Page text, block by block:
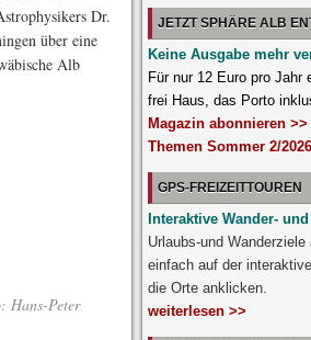
Dr.
über eine
Alb
Hans-Peter
JETZT SPHÄRE ALB
Keine Ausgabe mehr
Für nur 12 Euro pro
frei Haus, das Porto
Magazin abonnieren >>
Themen Sommer 2/
GPS-FREIZEITTOUREN
Interaktive Wander-
Urlaubs-und
einfach auf der
die Orte anklicken.
weiterlesen >>